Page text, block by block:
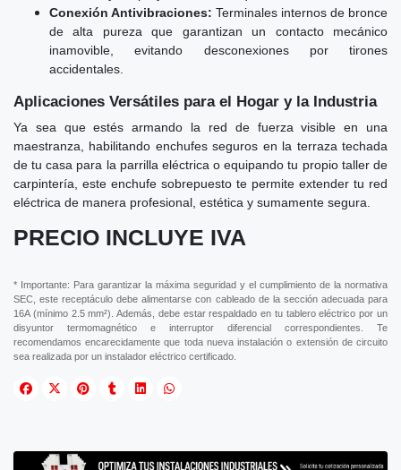
Conexión Antivibraciones: Terminales internos de bronce
de alta pureza que garantizan un contacto mecánico
inamovible, evitando desconexiones por tirones
accidentales.
Aplicaciones Versátiles para el Hogar y la Industria
Ya sea que estés armando la red de fuerza visible en una
maestranza, habilitando enchufes seguros en la terraza techada
de tu casa para la parrilla eléctrica o equipando tu propio taller de
carpintería, este enchufe sobrepuesto te permite extender tu red
eléctrica de manera profesional, estética y sumamente segura.
PRECIO INCLUYE IVA
* Importante: Para garantizar la máxima seguridad y el cumplimiento de la normativa
SEC, este receptáculo debe alimentarse con cableado de la sección adecuada para
16A (mínimo 2.5 mm²). Además, debe estar respaldado en tu tablero eléctrico por un
disyuntor termomagnético e interruptor diferencial correspondientes. Te
recomendamos encarecidamente que toda nueva instalación o extensión de circuito
sea realizada por un instalador eléctrico certificado.